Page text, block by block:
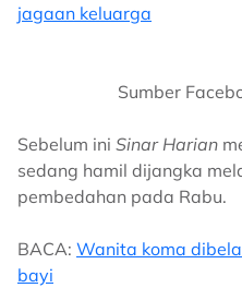
jagaan keluarga
Sumber
Sebelum ini Sinar Harian
sedang hamil dijangka
pembedahan pada Rabu.
BACA: Wanita koma
bayi